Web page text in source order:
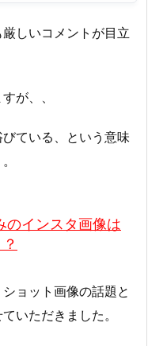
しいコメントが目立
が、、
ている、という意味
のインスタ画像は
ョット画像の話題と
いただきました。